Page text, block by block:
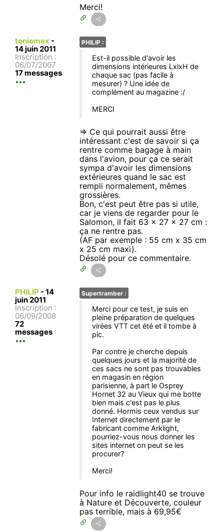
Merci!
toniomex -
14 juin 2011
Inscription :
06/07/2007
17 messages
PHILIP :
Est-il possible d'avoir les
dimensions intérieures LxlxH de
chaque sac (pas facile à
mesurer) ? Une idée de
complément au magazine :/
MERCI
=> Ce qui pourrait aussi être
intéressant c'est de savoir si ça
rentre comme bagage à main
dans l'avion, pour ça ce serait
sympa d'avoir les dimensions
extérieures quand le sac est
rempli normalement, mêmes
grossières.
Bon, c'est peut être pas si utile,
car je viens de regarder pour le
Salomon, il fait 63 x 27 x 27 cm :
ça ne rentre pas.
(AF par exemple : 55 cm x 35 cm
x 25 cm maxi).
Désolé pour ce commentaire.
PHILIP - 14
juin 2011
Inscription :
06/09/2008
72
messages
Supertramber :
Merci pour ce test, je suis en
pleine préparation de quelques
virées VTT cet été et il tombe à
pic.
Par contre je cherche depuis
quelques jours et la majorité de
ces sacs ne sont pas trouvables
en magasin en région
parisienne, à part le Osprey
Hornet 32 au Vieux qui me botte
bien mais c'est pas le plus
donné. Hormis ceux vendus sur
Internet directement par le
fabricant comme Arklight,
pourriez-vous nous donner les
sites internet on peut se les
procurer?
Merci!
Pour info le raidlight40 se trouve
à Nature et Découverte, couleur
pas terrible, mais à 69,95€